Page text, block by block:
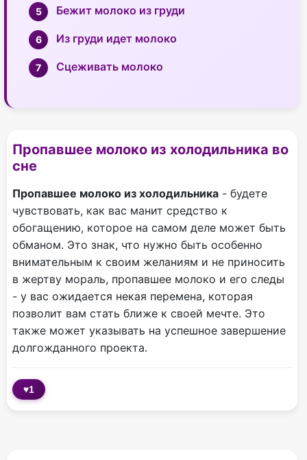
Бежит молоко из груди
Из груди идет молоко
Сцеживать молоко
Пропавшее молоко из холодильника во
сне
Пропавшее молоко из холодильника - будете
чувствовать, как вас манит средство к
обогащению, которое на самом деле может быть
обманом. Это знак, что нужно быть особенно
внимательным к своим желаниям и не приносить
в жертву мораль, пропавшее молоко и его следы
- у вас ожидается некая перемена, которая
позволит вам стать ближе к своей мечте. Это
также может указывать на успешное завершение
долгожданного проекта.
♥1